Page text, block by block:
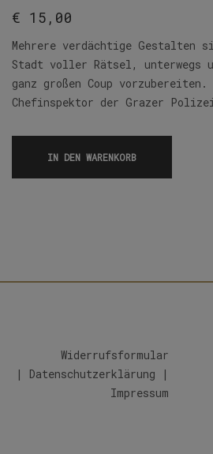
€ 15,00
Mehrere verdächtige Gestalten
Stadt voller Rätsel, unterwegs
ganz großen Coup vorzubereiten.
Chefinspektor der Grazer
IN DEN WARENKORB
Widerrufsformular
| Datenschutzerklärung |
Impressum